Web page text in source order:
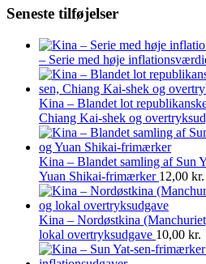
Seneste tilføjelser
– Serie med høje
Kina – Blandet lot
Chiang Kai-shek og
Kina – Blandet samling af Sun
Yuan Shikai-frimærker 12,00 kr.
Kina – Nordøstkina
lokal overtryksudgave 10,00 kr.